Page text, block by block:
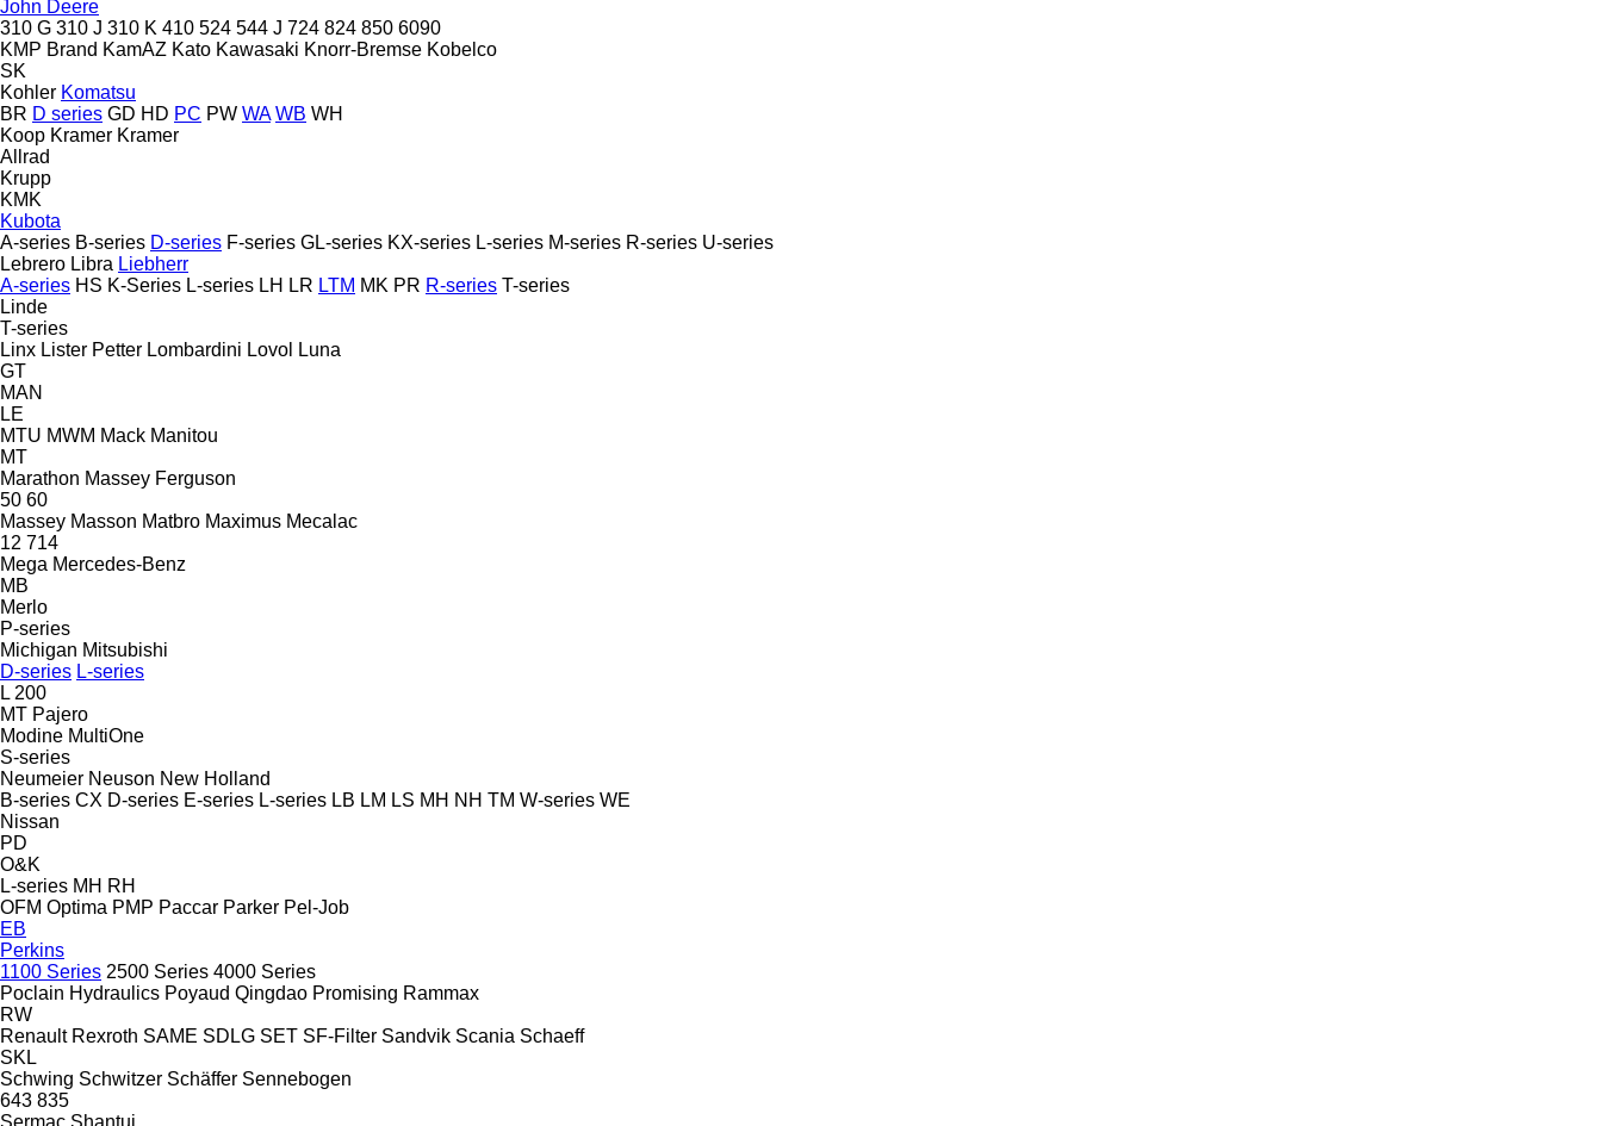
John Deere
310 G 310 J 310 K 410 524 544 J 724 824 850 6090
KMP Brand KamAZ Kato Kawasaki Knorr-Bremse Kobelco
SK
Kohler Komatsu
BR D series GD HD PC PW WA WB WH
Koop Kramer Kramer
Allrad
Krupp
KMK
Kubota
A-series B-series D-series F-series GL-series KX-series L-series M-series R-series U-series
Lebrero Libra Liebherr
A-series HS K-Series L-series LH LR LTM MK PR R-series T-series
Linde
T-series
Linx Lister Petter Lombardini Lovol
Luna
GT
MAN
LE
MTU MWM Mack Manitou
MT
Marathon Massey Ferguson
50 60
Massey Masson Matbro Maximus Mecalac
12 714
Mega Mercedes-Benz
MB
Merlo
P-series
Michigan Mitsubishi
D-series L-series
L 200
MT Pajero
Modine MultiOne
S-series
Neumeier Neuson New Holland
B-series CX D-series E-series L-series LB LM LS MH NH TM W-series WE
Nissan
PD
O&K
L-series MH RH
OFM Optima PMP Paccar Parker Pel-Job
EB
Perkins
1100 Series 2500 Series 4000 Series
Poclain Hydraulics Poyaud Qingdao Promising Rammax
RW
Renault Rexroth SAME SDLG SET SF-Filter Sandvik Scania Schaeff
SKL
Schwing Schwitzer Schäffer Sennebogen
643 835
Sermac Shantui